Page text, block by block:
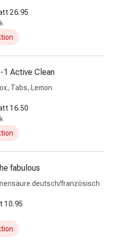
26.95
1 Active Clean
Tabs, Lemon
16.50
fabulous
deutsch/französisch
10.95